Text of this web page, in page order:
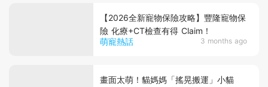
萌寵熱話 3 months ago
【2026全新寵物保險攻略】豐隆寵物保
險 化療+CT檢查有得 Claim！
畫面太萌！貓媽媽「搖晃搬運」小貓